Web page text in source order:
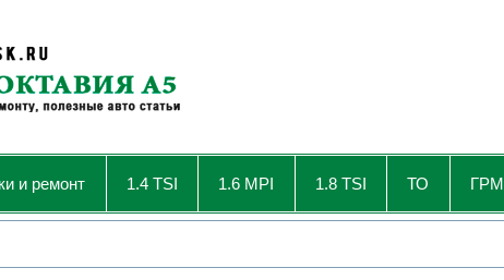
и ремонт 1.4 TSI 1.6 MPI 1.8 TSI ТО ГРМ